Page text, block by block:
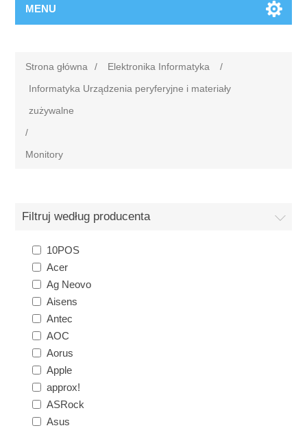
MENU
Strona główna / Elektronika Informatyka
/
Informatyka Urządzenia peryferyjne i materiały
zużywalne
/
Monitory
Filtruj według producenta
10POS
Acer
Ag Neovo
Aisens
Antec
AOC
Aorus
Apple
approx!
ASRock
Asus